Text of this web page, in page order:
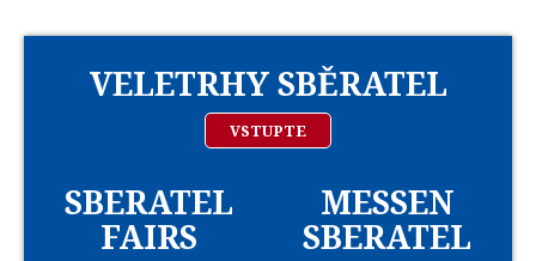
VELETRHY SBĚRATEL
VSTUPTE
SBERATEL
FAIRS
MESSEN
SBERATEL